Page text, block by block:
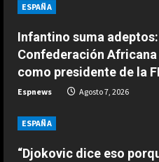
e
R
e
a
d
ESPAÑA
Infantino suma
Confederación
como presidente de la
Espnews Agosto 7, 2026
ESPAÑA
“Djokovic dice eso
2
de
3
ESPAÑA
Agosto 7,